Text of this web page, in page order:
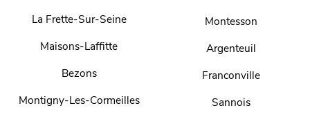
La Frette-Sur-Seine
Maisons-Laffitte
Bezons
Montigny-Les-Cormeilles
Montesson
Argenteuil
Franconville
Sannois